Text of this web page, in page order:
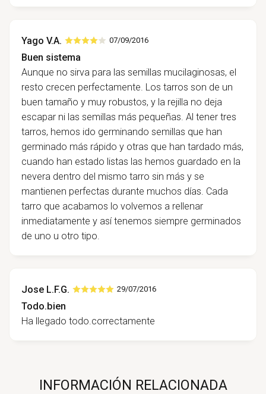
Yago V.A. 07/09/2016
Buen sistema
Aunque no sirva para las semillas mucilaginosas, el
resto crecen perfectamente. Los tarros son de un
buen tamaño y muy robustos, y la rejilla no deja
escapar ni las semillas más pequeñas. Al tener tres
tarros, hemos ido germinando semillas que han
germinado más rápido y otras que han tardado más,
cuando han estado listas las hemos guardado en la
nevera dentro del mismo tarro sin más y se
mantienen perfectas durante muchos días. Cada
tarro que acabamos lo volvemos a rellenar
inmediatamente y así tenemos siempre germinados
de uno u otro tipo.
Jose L.F.G. 29/07/2016
Todo.bien
Ha llegado todo.correctamente
INFORMACIÓN RELACIONADA